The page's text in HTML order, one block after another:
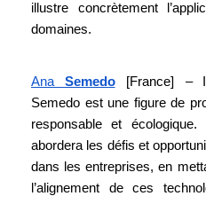
illustre concrètement
domaines.
Ana Semedo [France]
–
Semedo est une figure de
responsable et
abordera les défis et
dans les entreprises, en
l’alignement de ces